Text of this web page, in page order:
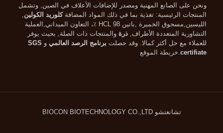
ونحن على الصانع المهنية ومصدر للإضافات الأعلاف في الصين, وتشمل
المنتجات الرئيسية: تغذية بما في ذلك المواد المضافةكلوريد الكولين,
الليسين,مسحوق الخميرة ,باتين HCL 98 ٪، التعاون الميداني,العملية
التشاورية المتعددة الأطراف, ذرة والمنتجات ذات الصلة, بحيث يوفر
للعملاء مع حل أكثر كمالا. وقد حصلت برنامج الرصد العالمي و SGS
certifiate
.خريطة الموقع
تشانغتشو BIOCON BIOTECHNOLOGY CO.,LTD